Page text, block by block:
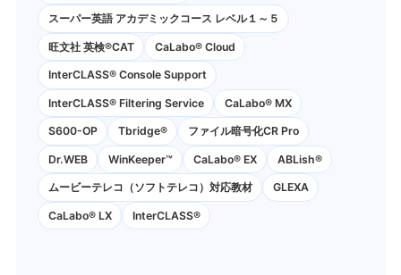
スーパー英語 アカデミックコース レベル１～５
旺文社 英検®CAT CaLabo®︎ Cloud
InterCLASS®︎ Console Support
InterCLASS®︎ Filtering Service CaLabo® MX
S600-OP Tbridge® ファイル暗号化CR Pro
Dr.WEB WinKeeper™ CaLabo® EX ABLish®
ムービーテレコ（ソフトテレコ）対応教材 GLEXA
CaLabo® LX InterCLASS®